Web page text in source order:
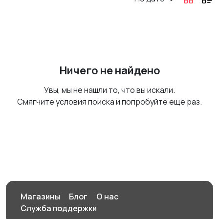
Ничего не найдено
Увы, мы не нашли то, что вы искали.
Смягчите условия поиска и попробуйте еще раз.
Магазины Блог
О нас
Служба поддержки